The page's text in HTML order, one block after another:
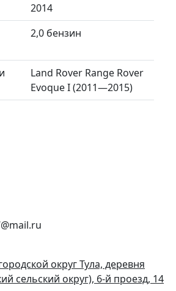
2014
2,0 бензин
Land Rover Range Rover
Evoque I (2011—2015)
округ Тула, деревня
сельский округ), 6-й проезд, 14